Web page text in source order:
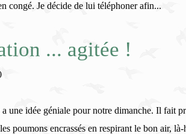
congé. Je décide de lui téléphoner afin...
... agitée !
une idée géniale pour notre dimanche. Il fait
poumons encrassés en respirant le bon air,